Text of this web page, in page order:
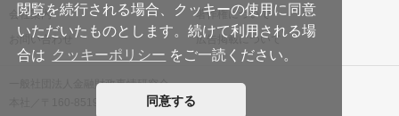
閲覧を続行される場合、クッキーの使用に同意
いただいたものとします。続けて利用される場
合は クッキーポリシー をご一読ください。
同意する
会社案内
著作権について
お問い合わせ
広告掲載について
一般社団法人金融財政事情研究会
本社／〒160-8519 東京都新宿区南元町19